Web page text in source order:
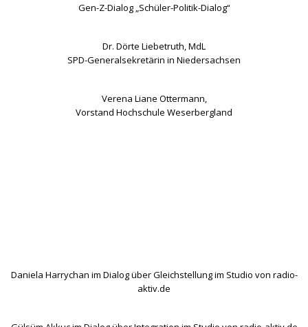
Gen-Z-Dialog „Schüler-Politik-Dialog“
Dr. Dörte Liebetruth, MdL
SPD-Generalsekretärin in Niedersachsen
Verena Liane Ottermann,
Vorstand Hochschule Weserbergland
Daniela Harrychan im Dialog über Gleichstellung im Studio von radio-
aktiv.de